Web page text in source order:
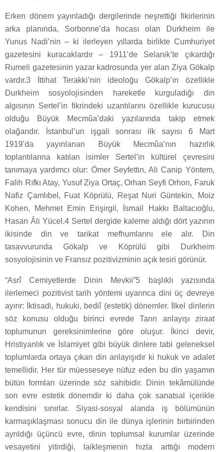
Erken dönem yayınladığı dergilerinde neşrettiği fikirlerinin
arka planında, Sorbonne’da hocası olan Durkheim ile
Yunus Nadi’nin – ki ilerleyen yıllarda birlikte Cumhuriyet
gazetesini kuracaklardır – 1911’de Selanik’te çıkardığı
Rumeli gazetesinin yazar kadrosunda yer alan Ziya Gökalp
vardır.3 İttihat Terakki’nin ideoloğu Gökalp’ın özellikle
Durkheim sosyolojisinden hareketle kurguladığı din
algısının Sertel’in fikrindeki uzantılarını özellikle kurucusu
olduğu Büyük Mecmûa’daki yazılarında takip etmek
olağandır. İstanbul’un işgali sonrası ilk sayısı 6 Mart
1919’da yayınlanan Büyük Mecmûa’nın hazırlık
toplantılarına katılan isimler Sertel’in kültürel çevresini
tanımaya yardımcı olur: Ömer Seyfettin, Ali Canip Yöntem,
Falih Rıfkı Atay, Yusuf Ziya Ortaç, Orhan Seyfi Orhon, Faruk
Nafiz Çamlıbel, Fuat Köprülü, Reşat Nuri Güntekin, Moiz
Kohen, Mehmet Emin Erişirgil, İsmail Hakkı Baltacıoğlu,
Hasan Âli Yücel.4 Sertel dergide kaleme aldığı dört yazının
ikisinde din ve tarikat mefhumlarını ele alır. Din
tasavvurunda Gökalp ve Köprülü gibi Durkheim
sosyolojisinin ve Fransız pozitivizminin açık tesiri görünür.
“Asrî Cemiyetlerde Dinin Mevkii”5 başlıklı yazısında
ilerlemeci pozitivist tarih yöntemi uyarınca dini üç devreye
ayırır: İktisadi, hukuki, bediî (estetik) dönemler. İlkel dinlerin
söz konusu olduğu birinci evrede Tanrı anlayışı ziraat
toplumunun gereksinimlerine göre oluşur. İkinci devir,
Hristiyanlık ve İslamiyet gibi büyük dinlere tabi geleneksel
toplumlarda ortaya çıkan din anlayışıdır ki hukuk ve adalet
temellidir. Her tür müesseseye nüfuz eden bu din yaşamın
bütün formları üzerinde söz sahibidir. Dinin tekâmülünde
son evre estetik dönemdir ki daha çok sanatsal içerikle
kendisini sınırlar. Siyasi-sosyal alanda iş bölümünün
karmaşıklaşması sonucu din ile dünya işlerinin birbirinden
ayrıldığı üçüncü evre, dinin toplumsal kurumlar üzerinde
vesayetini yitirdiği, laikleşmenin hızla arttığı modern